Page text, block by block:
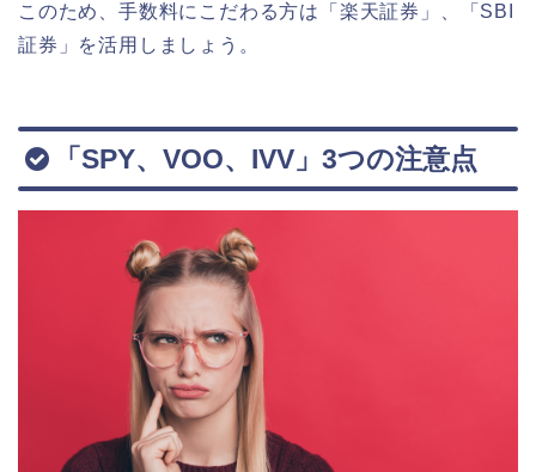
このため、手数料にこだわる方は「楽天証券」、「SBI
証券」を活用しましょう。
「SPY、VOO、IVV」3つの注意点